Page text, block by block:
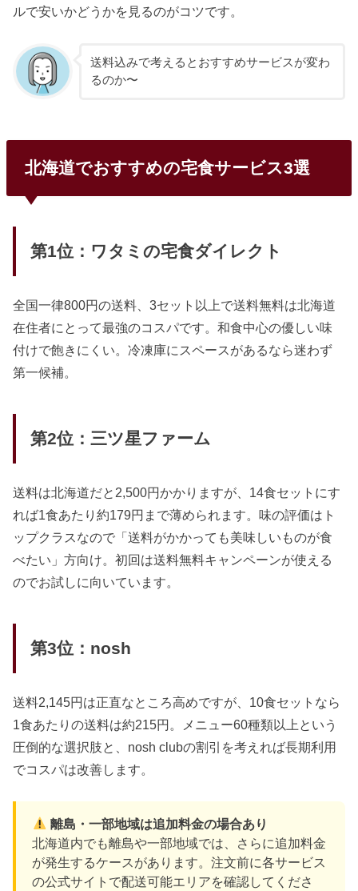
ルで安いかどうかを見るのがコツです。
送料込みで考えるとおすすめサービスが変わ
るのか〜
北海道でおすすめの宅食サービス3選
第1位：ワタミの宅食ダイレクト
全国一律800円の送料、3セット以上で送料無料は北海道
在住者にとって最強のコスパです。和食中心の優しい味
付けで飽きにくい。冷凍庫にスペースがあるなら迷わず
第一候補。
第2位：三ツ星ファーム
送料は北海道だと2,500円かかりますが、14食セットにす
れば1食あたり約179円まで薄められます。味の評価はト
ップクラスなので「送料がかかっても美味しいものが食
べたい」方向け。初回は送料無料キャンペーンが使える
のでお試しに向いています。
第3位：nosh
送料2,145円は正直なところ高めですが、10食セットなら
1食あたりの送料は約215円。メニュー60種類以上という
圧倒的な選択肢と、nosh clubの割引を考えれば長期利用
でコスパは改善します。
離島・一部地域は追加料金の場合あり
北海道内でも離島や一部地域では、さらに追加料金
が発生するケースがあります。注文前に各サービス
の公式サイトで配送可能エリアを確認してくださ